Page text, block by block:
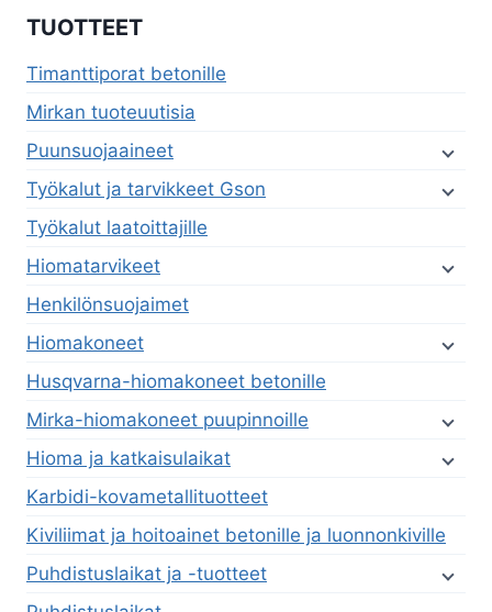
TUOTTEET
Timanttiporat betonille
Mirkan tuoteuutisia
Puunsuojaaineet
Työkalut ja tarvikkeet Gson
Työkalut laatoittajille
Hiomatarvikeet
Henkilönsuojaimet
Hiomakoneet
Husqvarna-hiomakoneet betonille
Mirka-hiomakoneet puupinnoille
Hioma ja katkaisulaikat
Karbidi-kovametallituotteet
Kiviliimat ja hoitoainet betonille ja luonnonkiville
Puhdistuslaikat ja -tuotteet